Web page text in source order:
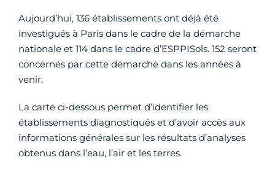
Aujourd’hui, 136 établissements ont déjà été
investigués à Paris dans le cadre de la démarche
nationale et 114 dans le cadre d’ESPPISols. 152 seront
concernés par cette démarche dans les années à
venir.
La carte ci-dessous permet d’identifier les
établissements diagnostiqués et d’avoir accès aux
informations générales sur les résultats d’analyses
obtenus dans l’eau, l’air et les terres.